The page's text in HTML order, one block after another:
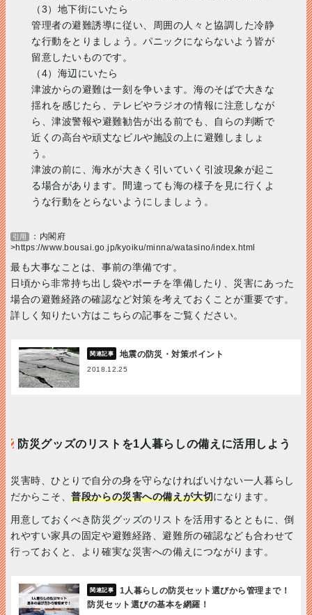
（3）地下街にいたら
管理者の避難誘導に従い、周囲の人々と協調した冷静
な行動をとりましょう。パニックにならないよう皆が
留意したいものです。
（4）海辺にいたら
津波からの避難は一刻を争います。海のそばで大きな
揺れを感じたら、テレビやラジオの情報に注意しなが
ら、津波警報や避難勧告が出る前でも、自らの判断で
近くの高台や頑丈なビルや施設の上に避難しましょ
う。
津波の前に、海水が大きく引いていく引波現象が起こ
る場合があります。間違っても海の様子を見に行くよ
うな行動をとらないようにしましょう。
引用
：内閣府
>https://www.bousai.go.jp/kyoiku/minna/watasino/index.html
最も大事なことは、事前の準備です。
日頃から非常持ち出し袋やポーチを準備したり、災害にあった
場合の避難経路の確認など対策を考えておくことが重要です。
詳しく知りたい方はこちらの記事をご覧ください。
地震の防災・対策ポイント
2018.12.25
防災グッズのリストを1人暮らしの備えに活用しよう
災害時、ひとりで自分の身を守らなければいけない一人暮らし
だからこそ、普段からの災害への備えが大切になります。
用意しておくべき防災グッズのリストを活用するとともに、倒
れやすい家具の固定や避難経路、避難所の確認なども合わせて
行っておくと、より確実な災害への備えにつながります。
1人暮らしの防災セット選びから管理まで！
防災セット選びの基本を網羅！